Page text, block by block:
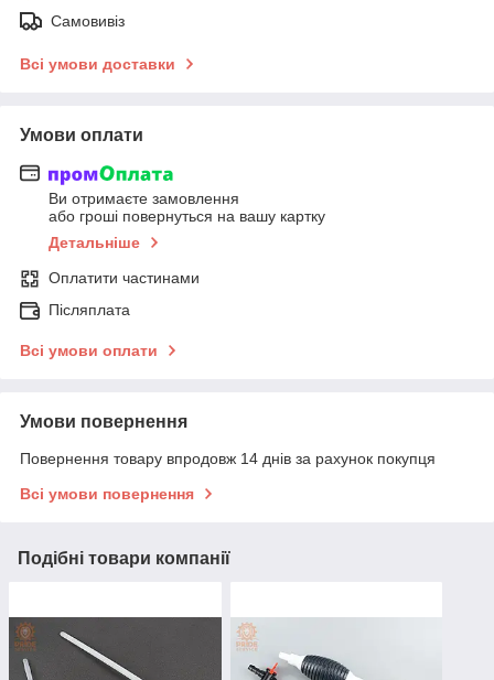
Самовивіз
Всі умови доставки
Умови оплати
Ви отримаєте замовлення
або гроші повернуться на вашу картку
Детальніше
Оплатити частинами
Післяплата
Всі умови оплати
Умови повернення
Повернення товару впродовж 14 днів за рахунок покупця
Всі умови повернення
Подібні товари компанії